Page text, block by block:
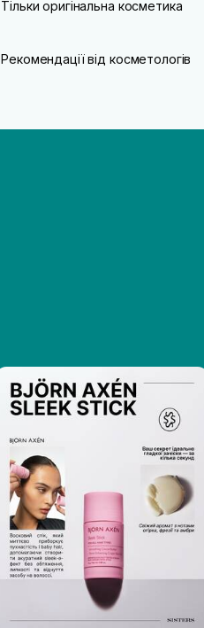
Тільки оригінальна косметика
Рекомендації від косметологів